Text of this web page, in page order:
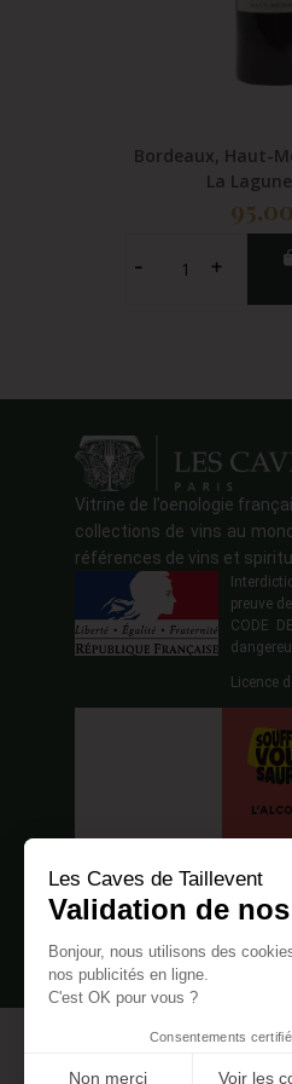
Bordeaux, Haut-
La
Vitrine de l’oenologie
collections de vins au
références de vins et
preuve
CODE
Licence
Les Caves de Taillevent
Validation de
Bonjour, nous utilisons des
nos publicités en ligne.
C'est OK pour vous ?
Consentements
Non merci Voir les